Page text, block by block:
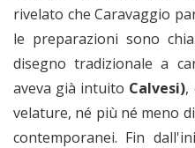
rivelato che Caravaggio
le preparazioni sono
disegno tradizionale a
aveva già intuito Calvesi),
velature, né più né meno
contemporanei. Fin